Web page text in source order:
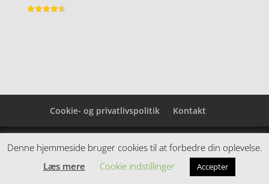
Cookie- og privatlivspolitik Kontakt
Denne hjemmeside samler et bredt udvalg af
spændende varer. Siden er et affiiliatesite, og nogle
links kan være affiliatelinks.
Denne hjemmeside bruger cookies til at forbedre din oplevelse.
Læs mere
Cookie indstillinger Accepter